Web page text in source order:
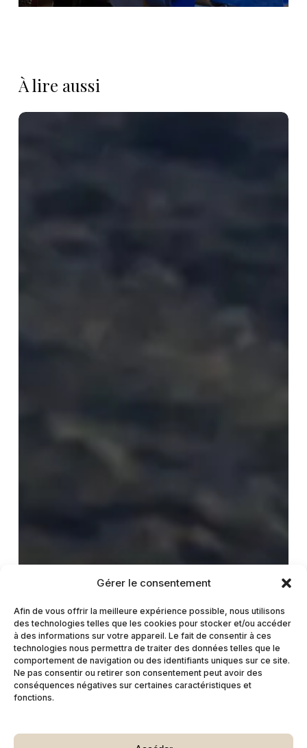
Gérer le consentement
Afin de vous offrir la meilleure expérience possible, nous utilisons
des technologies telles que les cookies pour stocker et/ou accéder
à des informations sur votre appareil. Le fait de consentir à ces
technologies nous permettra de traiter des données telles que le
comportement de navigation ou des identifiants uniques sur ce site.
Ne pas consentir ou retirer son consentement peut avoir des
conséquences négatives sur certaines caractéristiques et
fonctions.
À lire aussi